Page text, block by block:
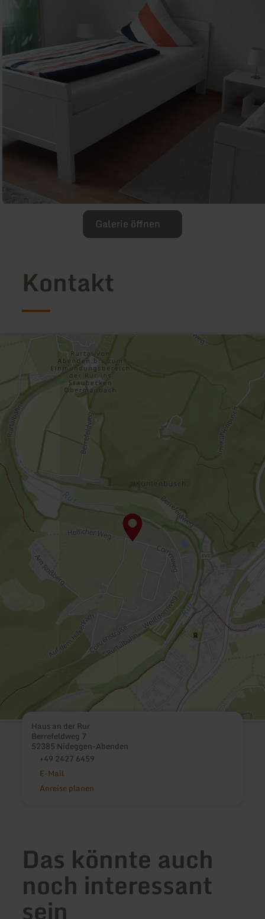
Galerie öffnen
Kontakt
Haus an der Rur
Berrefeldweg 7
52385 Nideggen-Abenden
+49 2427 6459
E-Mail
Anreise planen
Das könnte auch
noch interessant
sein